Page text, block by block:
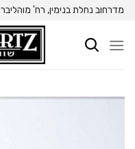
Skip
content
מדרחוב נחלת בנימין, רח' מוהליבר 49 ת"א